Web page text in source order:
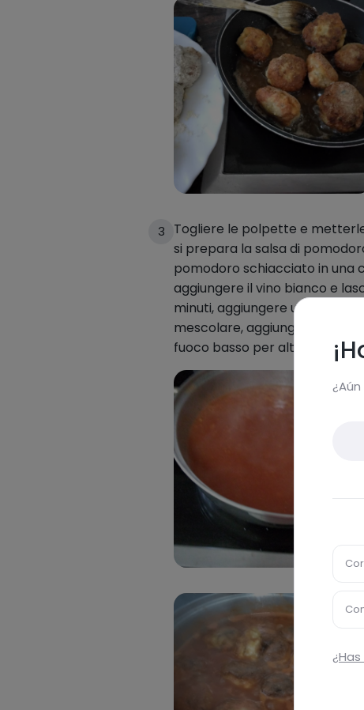
3
Togliere le polpette e
si prepara la salsa di
pomodoro schiacciato in una
aggiungere il vino bianco e
minuti, aggiungere un
mescolare, aggiungere le
fuoco basso per altri 5 minuti.